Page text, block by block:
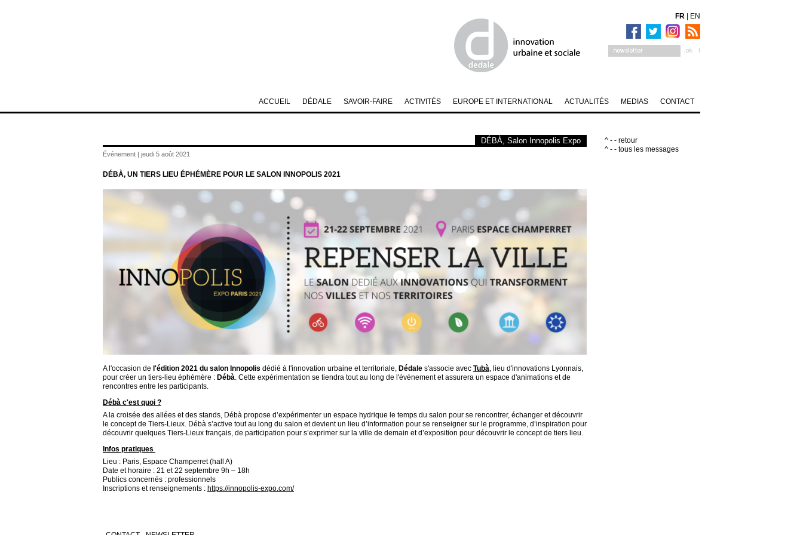
DÉBÀ, Salon Innopolis Expo
Événement | jeudi 5 août 2021
DÉBÀ, UN TIERS LIEU ÉPHÉMÈRE POUR LE SALON INNOPOLIS 2021
A l'occasion de l'édition 2021 du salon Innopolis dédié à l'innovation urbaine et territoriale, Dédale s'associe avec Tubà, lieu d'innovations Lyonnais,
pour créer un tiers-lieu éphémère : Débà. Cette expérimentation se tiendra tout au long de l'événement et assurera un espace d'animations et de
rencontres entre les participants.
Débà c'est quoi ?
A la croisée des allées et des stands, Débà propose d’expérimenter un espace hydrique le temps du salon pour se rencontrer, échanger et découvrir
le concept de Tiers-Lieux. Débà s’active tout au long du salon et devient un lieu d’information pour se renseigner sur le programme, d’inspiration pour
découvrir quelques Tiers-Lieux français, de participation pour s’exprimer sur la ville de demain et d’exposition pour découvrir le concept de tiers lieu.
Infos pratiques
Lieu : Paris, Espace Champerret (hall A)
Date et horaire : 21 et 22 septembre 9h – 18h
Publics concernés : professionnels
Inscriptions et renseignements : https://innopolis-expo.com/
^ - - retour
^ - - tous les messages
CONTACT
MEDIAS
ACTUALITÉS
EUROPE ET INTERNATIONAL
ACTIVITÉS
SAVOIR-FAIRE
DÉDALE
ACCUEIL
FR EN